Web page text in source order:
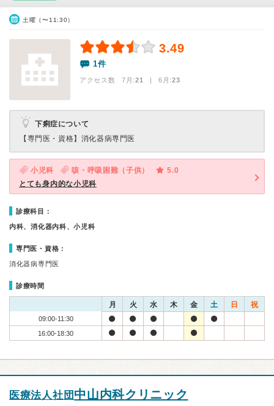
土曜（〜11:30）
3.49
1件
アクセス数 7月:21 | 6月:23
下痢症について
【専門医・資格】 消化器病専門医
小児科 咳・呼吸困難（子供）
5.0
とても身内的な小児科
診療科目：
内科、消化器内科、小児科
専門医・資格：
消化器病専門医
診療時間
月 火 水 木 金 土 日 祝
09:00-11:30
16:00-18:30
医療法人社団 中山内科クリニック